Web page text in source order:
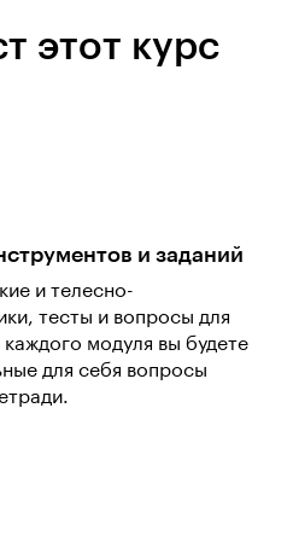
этот курс
и заданий
и телесно-
тесты и вопросы для
модуля вы будете
для себя вопросы